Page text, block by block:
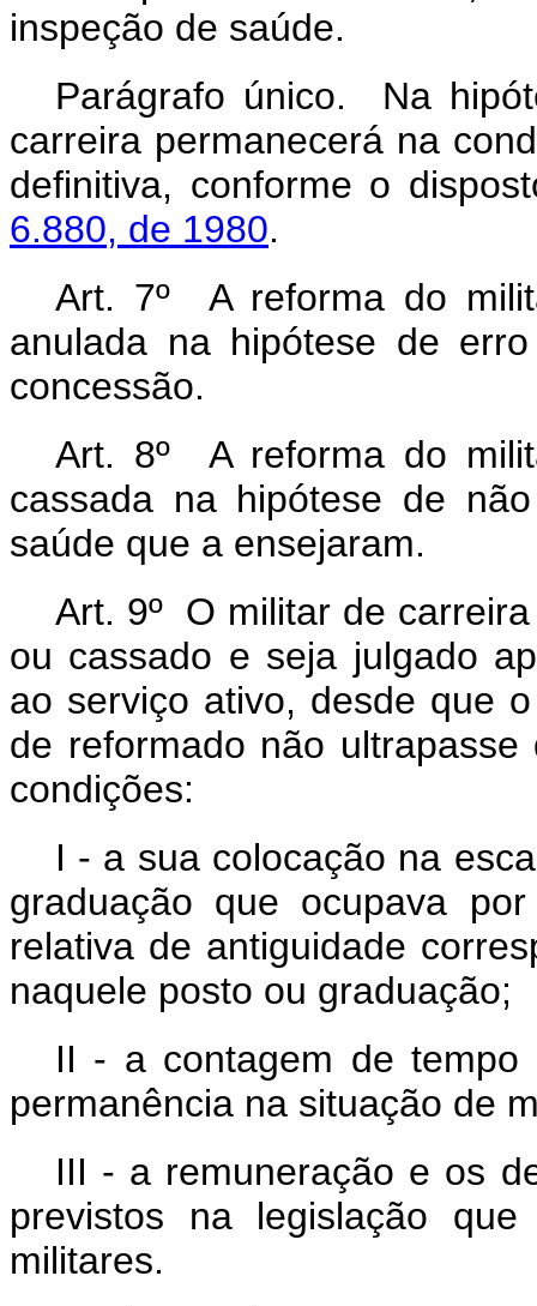
inspeção de saúde.
Parágrafo único. Na
carreira permanecerá na
definitiva, conforme o
6.880, de 1980.
Art. 7º A reforma do
anulada na hipótese de
concessão.
Art. 8º A reforma do
cassada na hipótese de
saúde que a ensejaram.
Art. 9º O militar de
ou cassado e seja julgado
ao serviço ativo, desde que
de reformado não
condições:
I - a sua colocação na
graduação que ocupava
relativa de antiguidade
naquele posto ou graduação;
II - a contagem de
permanência na situação de
III - a remuneração e os
previstos na legislação
militares.